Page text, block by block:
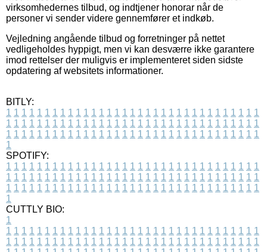
virksomhedernes tilbud, og indtjener honorar når de
personer vi sender videre gennemfører et indkøb.
Vejledning angående tilbud og forretninger på nettet
vedligeholdes hyppigt, men vi kan desværre ikke garantere
imod rettelser der muligvis er implementeret siden sidste
opdatering af websitets informationer.
BITLY:
1 1 1 1 1 1 1 1 1 1 1 1 1 1 1 1 1 1 1 1 1 1 1 1 1 1 1 1 1 1 1 1 1
1 1 1 1 1 1 1 1 1 1 1 1 1 1 1 1 1 1 1 1 1 1 1 1 1 1 1 1 1 1 1 1 1
1 1 1 1 1 1 1 1 1 1 1 1 1 1 1 1 1 1 1 1 1 1 1 1 1 1 1 1 1 1 1 1 1
1
SPOTIFY:
1 1 1 1 1 1 1 1 1 1 1 1 1 1 1 1 1 1 1 1 1 1 1 1 1 1 1 1 1 1 1 1 1
1 1 1 1 1 1 1 1 1 1 1 1 1 1 1 1 1 1 1 1 1 1 1 1 1 1 1 1 1 1 1 1 1
1 1 1 1 1 1 1 1 1 1 1 1 1 1 1 1 1 1 1 1 1 1 1 1 1 1 1 1 1 1 1 1 1
1
CUTTLY BIO:
1
1 1 1 1 1 1 1 1 1 1 1 1 1 1 1 1 1 1 1 1 1 1 1 1 1 1 1 1 1 1 1 1 1
1 1 1 1 1 1 1 1 1 1 1 1 1 1 1 1 1 1 1 1 1 1 1 1 1 1 1 1 1 1 1 1 1